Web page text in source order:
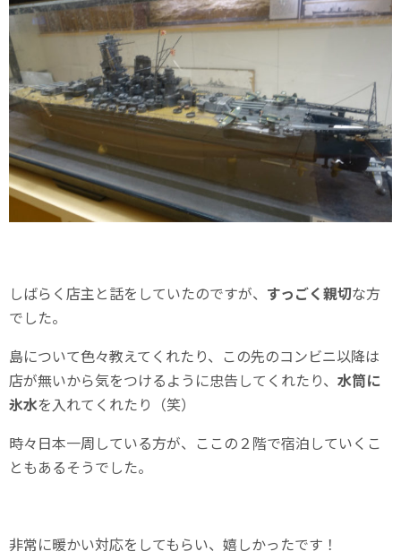
しばらく店主と話をしていたのですが、 すっごく親切な方
でした。
島について色々教えてくれたり、この先のコンビニ以降は
店が無いから気をつけるように忠告してくれたり、 水筒に
氷水を入れてくれたり（笑）
時々日本一周している方が、ここの２階で宿泊していくこ
ともあるそうでした。
非常に暖かい対応をしてもらい、嬉しかったです！